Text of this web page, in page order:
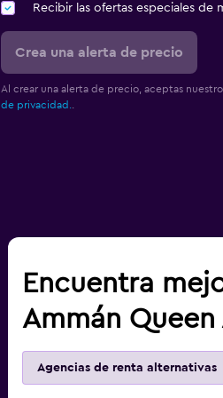
Recibir las ofertas especiales de
Crea una alerta de precio
Al crear una alerta de precio, aceptas
de privacidad.
Encuentra
Ammán Queen
Agencias de renta alternativas